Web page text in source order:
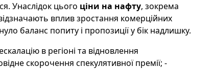
Унаслідок цього ціни на нафту, зокрема
вплив зростання комерційних
баланс попиту і пропозиції у бік надлишку.
в регіоні та відновлення
скорочення спекулятивної премії; -